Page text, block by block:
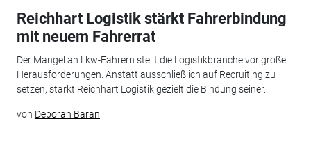
Reichhart Logistik stärkt Fahrerbindung
mit neuem Fahrerrat
Der Mangel an Lkw-Fahrern stellt die Logistikbranche vor große
Herausforderungen. Anstatt ausschließlich auf Recruiting zu
setzen, stärkt Reichhart Logistik gezielt die Bindung seiner...
von Deborah Baran